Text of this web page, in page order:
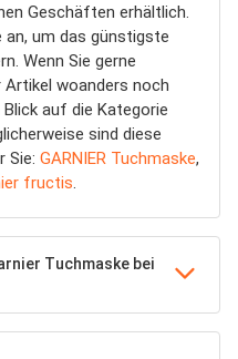
Geschäften erhältlich.
an, um das günstigste
Wenn Sie gerne
woanders noch
auf die Kategorie
sind diese
Sie: GARNIER Tuchmaske,
fructis.
Tuchmaske bei